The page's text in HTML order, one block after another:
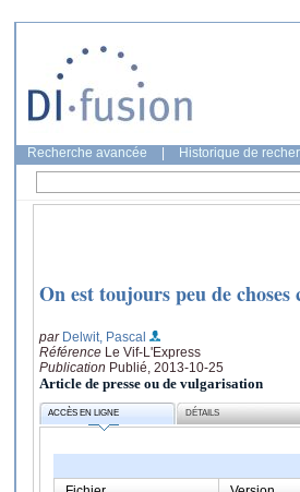
Recherche avancée Historique de
On est toujours peu de choses
par Delwit, Pascal
Référence Le Vif-L'Express
Publication Publié, 2013-10-25
Article de presse ou de vulgarisation
ACCÈS EN LIGNE DÉTAILS